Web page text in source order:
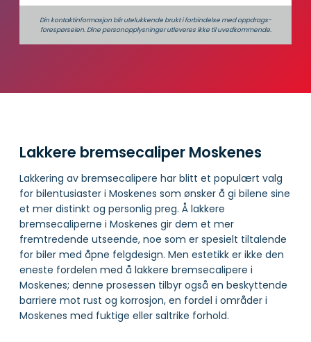
Din kontaktinformasjon blir utelukkende brukt i forbindelse med oppdrags­
forespørselen. Dine person­­opplysninger utleveres ikke til uvedkommende.
Lakkere bremsecaliper Moskenes
Lakkering av bremsecalipere har blitt et populært valg
for bilentusiaster i Moskenes som ønsker å gi bilene sine
et mer distinkt og personlig preg. Å lakkere
bremsecaliperne i Moskenes gir dem et mer
fremtredende utseende, noe som er spesielt tiltalende
for biler med åpne felgdesign. Men estetikk er ikke den
eneste fordelen med å lakkere bremsecalipere i
Moskenes; denne prosessen tilbyr også en beskyttende
barriere mot rust og korrosjon, en fordel i områder i
Moskenes med fuktige eller saltrike forhold.